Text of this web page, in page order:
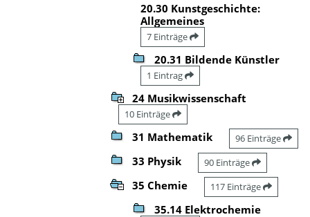
20.30 Kunstgeschichte:
Allgemeines
7 Einträge
20.31 Bildende Künstler
1 Eintrag
24 Musikwissenschaft
10 Einträge
31 Mathematik 96 Einträge
33 Physik 90 Einträge
35 Chemie 117 Einträge
35.14 Elektrochemie